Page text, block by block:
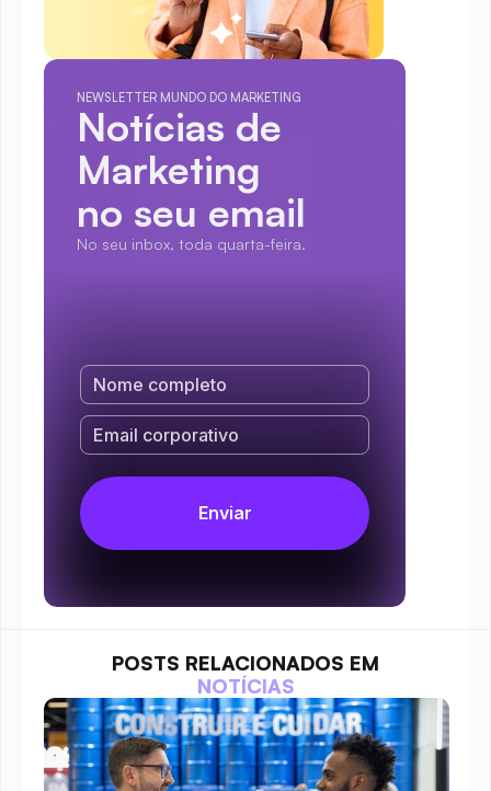
NEWSLETTER MUNDO DO MARKETING
Notícias de
Marketing
no seu email
No seu inbox, toda quarta-feira.
POSTS RELACIONADOS EM
NOTÍCIAS